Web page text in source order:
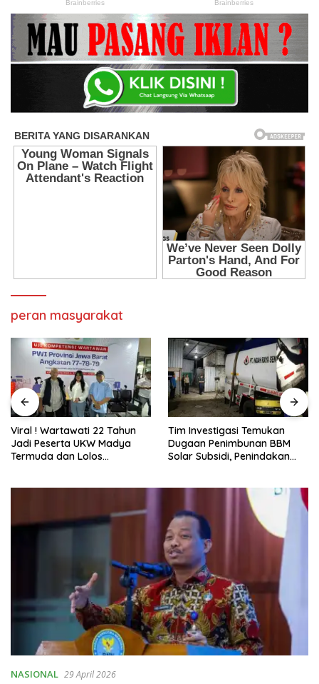
peran masyarakat
Tim Investigasi Temukan
Dugaan Penimbunan BBM
Solar Subsidi, Penindakan
Pani Gold Mine Ajak Pelajar
Marisa Jaga Kelestarian
Lingkungan
NASIONAL 29 April 2026